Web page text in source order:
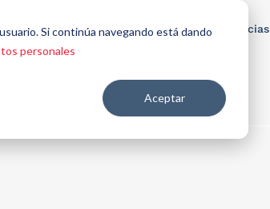
Si continúa navegando está dando
personales
Aceptar
mercados
Contáctenos Noticias